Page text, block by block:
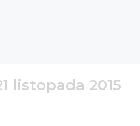
listopada 2015